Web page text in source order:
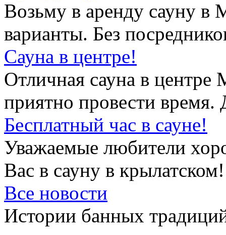
Возьму в аренду сауну в
варианты. Без
Сауна в центре!
Отличная сауна в центре
приятно провести
Бесплатный час в сауне!
Уважаемые любители
Вас в сауну в
Все новости
Истории банных